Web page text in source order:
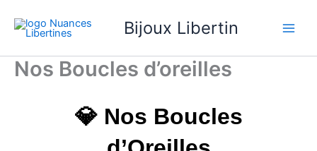
contenu
Bijoux Libertin
Nos Boucles d’oreilles
💎 Nos Boucles